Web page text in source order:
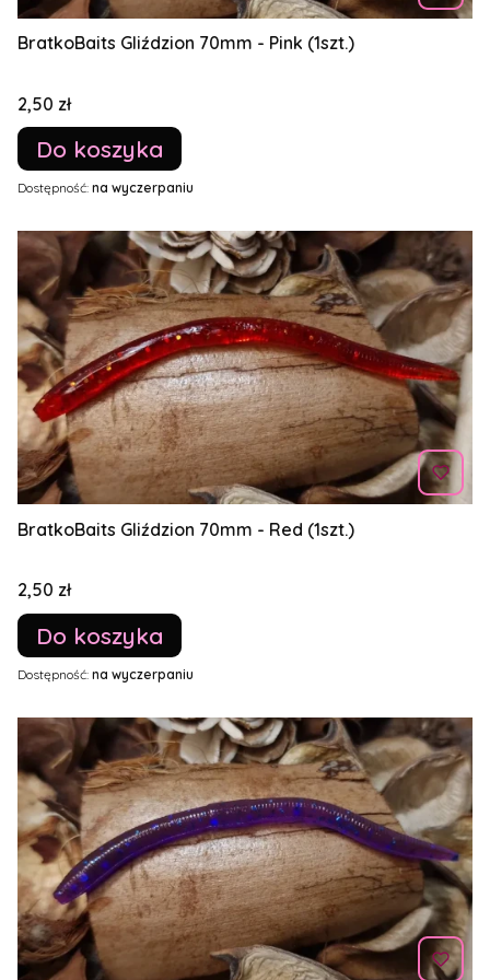
BratkoBaits Gliździon 70mm - Pink (1szt.)
Cena
2,50 zł
Do koszyka
Dostępność: na wyczerpaniu
BratkoBaits Gliździon 70mm - Red (1szt.)
Cena
2,50 zł
Do koszyka
Dostępność: na wyczerpaniu